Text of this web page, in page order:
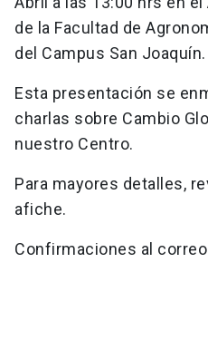
de la Facultad de
del Campus San Joaquín.
Esta presentación se
charlas sobre Cambio
nuestro Centro.
Para mayores detalles,
afiche.
Confirmaciones al correo